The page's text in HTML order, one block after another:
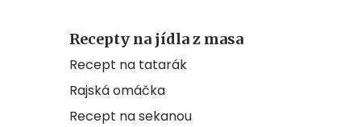
Recepty na jídla z masa
Recept na tatarák
Rajská omáčka
Recept na sekanou